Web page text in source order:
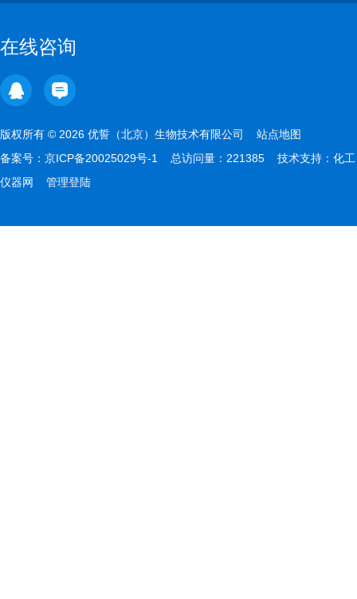
在线咨询
版权所有 © 2026 优誓（北京）生物技术有限公司 站点地图
备案号： 京ICP备20025029号-1 总访问量：221385 技术支持： 化工
仪器网
管理登陆